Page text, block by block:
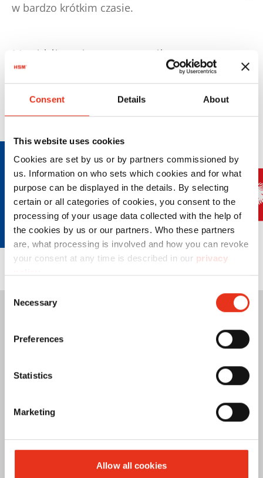
Consent Details About
This website uses cookies
Cookies are set by us or by partners commissioned by
us. Information on who sets which cookies and for what
purpose can be displayed in the details. By selecting
certain or all categories of cookies, you consent to the
processing of your usage data collected with the help of
the cookies by us or our partners. Who these partners
are, what processing is involved and how you can revoke
your consent at any time is described in our privacy
Selection
Necessary
Preferences
Statistics
Marketing
Allow all cookies
w bardzo krótkim czasie.
Nasi klienci – nasza najlepsza
rekomendacja